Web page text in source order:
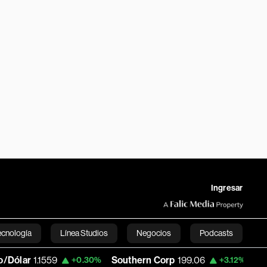
Ingresar
Línea Studios Negocios Podcasts
English
+0.30% Southern Corp 199.06 +3.12% Copa